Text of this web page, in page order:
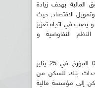
المالية بهدف زيادة
الاقتصاد, حيث
يصب في اتجاه تعزيز
التفاوضية و
كما سيتم مراجعة الأمر رقم 07.95 المؤرخ في 25 يناير
استحداث بنك للسكن من
إلى مؤسسة مالية